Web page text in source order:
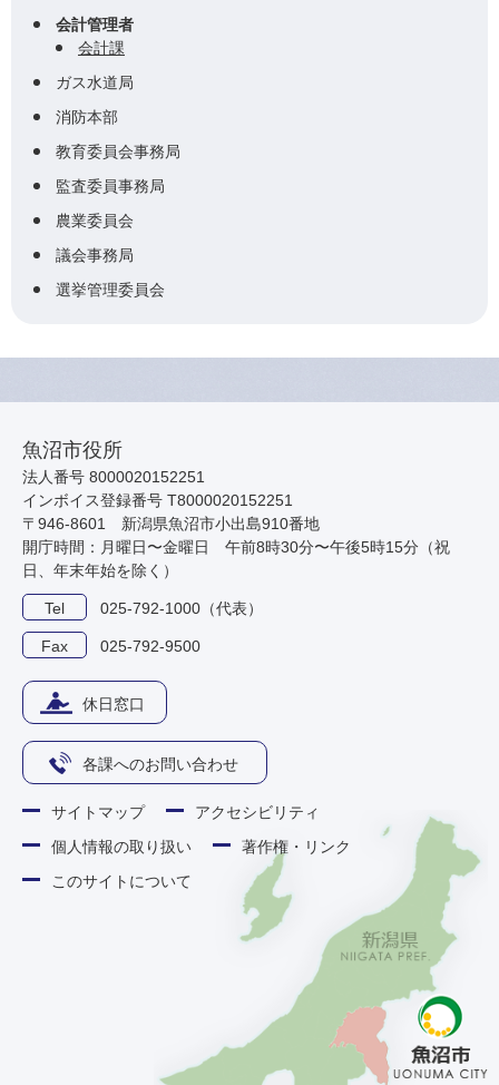
会計管理者
会計課
ガス水道局
消防本部
教育委員会事務局
監査委員事務局
農業委員会
議会事務局
選挙管理委員会
魚沼市役所
法人番号 8000020152251
インボイス登録番号 T8000020152251
〒946-8601 新潟県魚沼市小出島910番地
開庁時間：月曜日〜金曜日 午前8時30分〜午後5時15分（祝
日、年末年始を除く）
Tel 025-792-1000（代表）
Fax 025-792-9500
休日窓口
各課へのお問い合わせ
サイトマップ
アクセシビリティ
個人情報の取り扱い
著作権・リンク
このサイトについて